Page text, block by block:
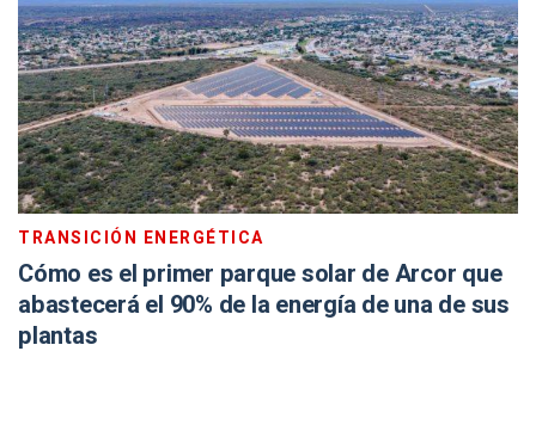
TRANSICIÓN ENERGÉTICA
Cómo es el primer parque solar de Arcor que
abastecerá el 90% de la energía de una de sus
plantas